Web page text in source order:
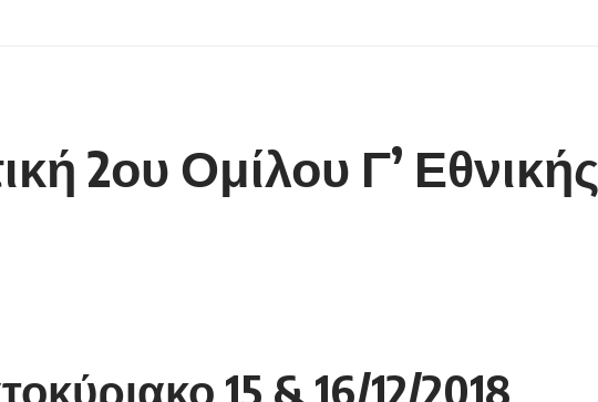
2ου Ομίλου Γ’ Εθνικής
15 & 16/12/2018